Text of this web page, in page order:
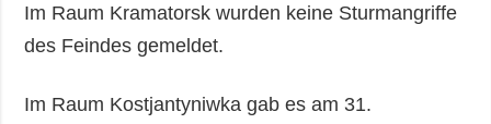
Im Raum Kramatorsk wurden keine Sturmangriffe
des Feindes gemeldet.
Im Raum Kostjantyniwka gab es am 31.